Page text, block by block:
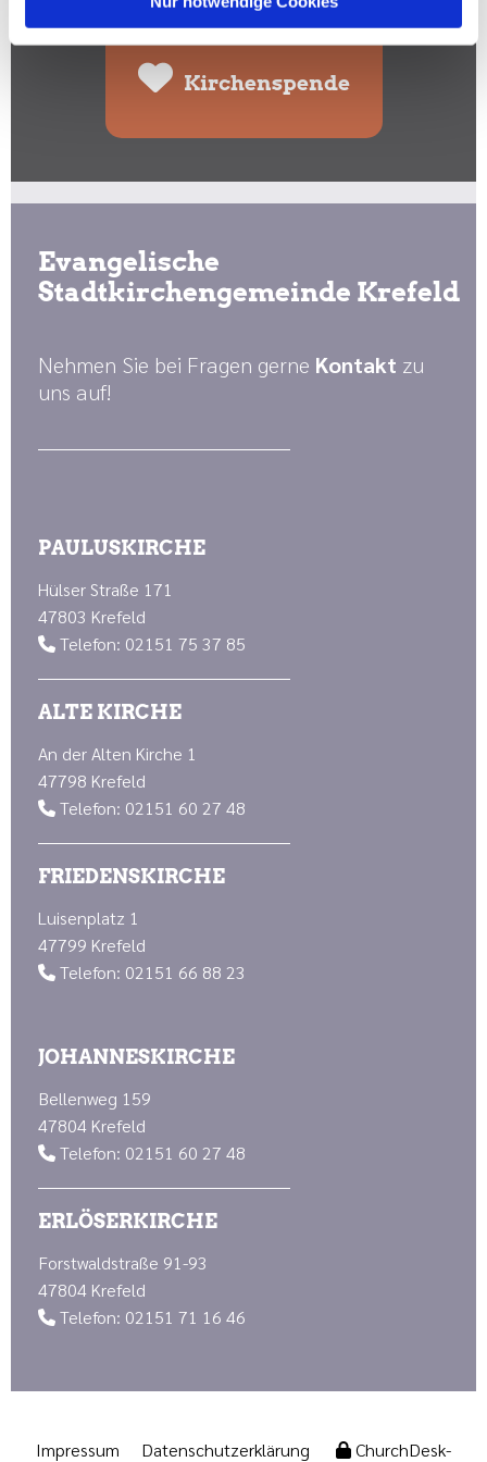
Kirchenspende
Evangelische
Stadtkirchengemeinde Krefeld
Nehmen Sie bei Fragen gerne Kontakt zu
uns auf!
PAULUSKIRCHE
Hülser Straße 171
47803 Krefeld
 Telefon: 02151 75 37 85
ALTE KIRCHE
An der Alten Kirche 1
47798 Krefeld
 Telefon: 02151 60 27 48
FRIEDENSKIRCHE
Luisenplatz 1
47799 Krefeld
 Telefon: 02151 66 88 23
JOHANNESKIRCHE
Bellenweg 159
47804 Krefeld
 Telefon: 02151 60 27 48
ERLÖSERKIRCHE
Forstwaldstraße 91-93
47804 Krefeld
 Telefon: 02151 71 16 46
Impressum Datenschutzerklärung ChurchDesk-